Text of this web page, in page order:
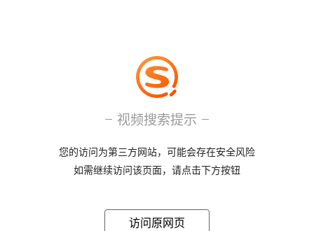
视频搜索提示
您的访问为第三方网站，可能会存在安全风险
如需继续访问该页面，请点击下方按钮
访问原网页